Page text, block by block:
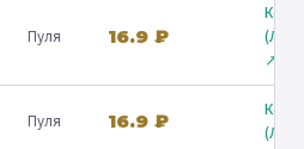
Пуля 16.9 ₽
↗
Пуля 16.9 ₽